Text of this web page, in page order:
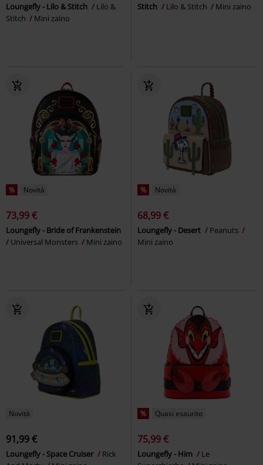
Loungefly - Lilo & Stitch
Lilo &
Stitch
Mini zaino
Stitch Lilo & Stitch Mini zaino
% Novità
73,99 €
Loungefly - Bride of Frankenstein
Universal Monsters
Mini zaino
% Novità
68,99 €
Loungefly - Desert
Peanuts
Mini zaino
Novità
91,99 €
Loungefly - Space Cruiser
Rick
% Quasi esaurito
75,99 €
Loungefly - Him
Le